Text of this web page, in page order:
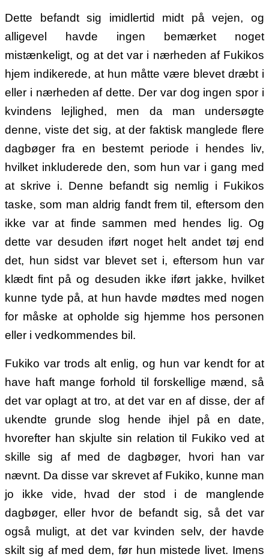
Dette befandt sig imidlertid midt på vejen, og
alligevel havde ingen bemærket noget
mistænkeligt, og at det var i nærheden af Fukikos
hjem indikerede, at hun måtte være blevet dræbt i
eller i nærheden af dette. Der var dog ingen spor i
kvindens lejlighed, men da man undersøgte
denne, viste det sig, at der faktisk manglede flere
dagbøger fra en bestemt periode i hendes liv,
hvilket inkluderede den, som hun var i gang med
at skrive i. Denne befandt sig nemlig i Fukikos
taske, som man aldrig fandt frem til, eftersom den
ikke var at finde sammen med hendes lig. Og
dette var desuden iført noget helt andet tøj end
det, hun sidst var blevet set i, eftersom hun var
klædt fint på og desuden ikke iført jakke, hvilket
kunne tyde på, at hun havde mødtes med nogen
for måske at opholde sig hjemme hos personen
eller i vedkommendes bil.
Fukiko var trods alt enlig, og hun var kendt for at
have haft mange forhold til forskellige mænd, så
det var oplagt at tro, at det var en af disse, der af
ukendte grunde slog hende ihjel på en date,
hvorefter han skjulte sin relation til Fukiko ved at
skille sig af med de dagbøger, hvori han var
nævnt. Da disse var skrevet af Fukiko, kunne man
jo ikke vide, hvad der stod i de manglende
dagbøger, eller hvor de befandt sig, så det var
også muligt, at det var kvinden selv, der havde
skilt sig af med dem, før hun mistede livet. Imens